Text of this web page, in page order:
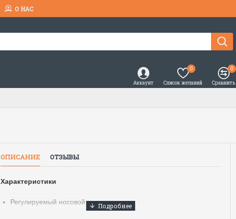
О НАС
Аккаунт Список желаний
0
Сравнить
0
ОПИСАНИЕ ОТЗЫВЫ
Характеристики
Регулируемый носовой зажим
Мягкий уплотнитель для носа с функцией против запотевания